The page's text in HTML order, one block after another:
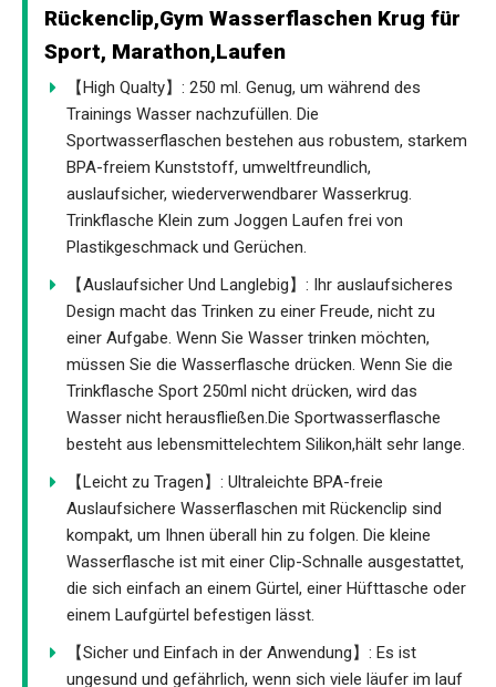
Rückenclip,Gym Wasserflaschen Krug für
Sport, Marathon,Laufen
【High Qualty】: 250 ml. Genug, um während des
Trainings Wasser nachzufüllen. Die
Sportwasserflaschen bestehen aus robustem, starkem
BPA-freiem Kunststoff, umweltfreundlich,
auslaufsicher, wiederverwendbarer Wasserkrug.
Trinkflasche Klein zum Joggen Laufen frei von
Plastikgeschmack und Gerüchen.
【Auslaufsicher Und Langlebig】: Ihr auslaufsicheres
Design macht das Trinken zu einer Freude, nicht zu
einer Aufgabe. Wenn Sie Wasser trinken möchten,
müssen Sie die Wasserflasche drücken. Wenn Sie die
Trinkflasche Sport 250ml nicht drücken, wird das
Wasser nicht herausfließen.Die Sportwasserflasche
besteht aus lebensmittelechtem Silikon,hält sehr lange.
【Leicht zu Tragen】: Ultraleichte BPA-freie
Auslaufsichere Wasserflaschen mit Rückenclip sind
kompakt, um Ihnen überall hin zu folgen. Die kleine
Wasserflasche ist mit einer Clip-Schnalle ausgestattet,
die sich einfach an einem Gürtel, einer Hüfttasche oder
einem Laufgürtel befestigen lässt.
【Sicher und Einfach in der Anwendung】: Es ist
ungesund und gefährlich, wenn sich viele läufer im lauf